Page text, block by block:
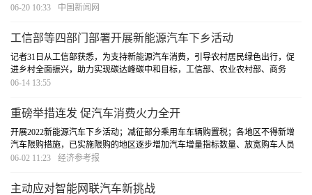
06-20 10:33
中国新闻网
工信部等四部门部署开展新能源汽车下乡活动
记者31日从工信部获悉，为支持新能源汽车消费，引导农村居民绿色出行，促
进乡村全面振兴，助力实现碳达峰碳中和目标，工信部、农业农村部、商务
部、国家能源局近日联合印发通知，部署开展2022年新能源汽车下乡活动。
06-14 13:55
重磅举措连发 促汽车消费火力全开
开展2022新能源汽车下乡活动；减征部分乘用车车辆购置税；各地区不得新增
汽车限购措施，已实施限购的地区逐步增加汽车增量指标数量、放宽购车人员
资格限制，鼓励实施城区、郊区指标差异化政策……5月31日一天内，多个利好
06-02 11:23 经济参考报
主动应对智能网联汽车新挑战